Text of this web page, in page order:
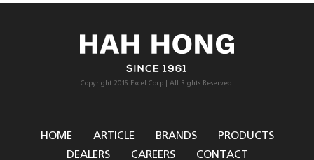
Copyright 2016 Excel Corp | All Rights Reserved.
HOME ARTICLE BRANDS
PRODUCTS
DEALERS
CAREERS CONTACT